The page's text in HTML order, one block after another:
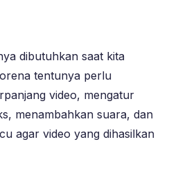
dibutuhkan saat kita
tentunya perlu
video, mengatur
menambahkan suara, dan
agar video yang dihasilkan